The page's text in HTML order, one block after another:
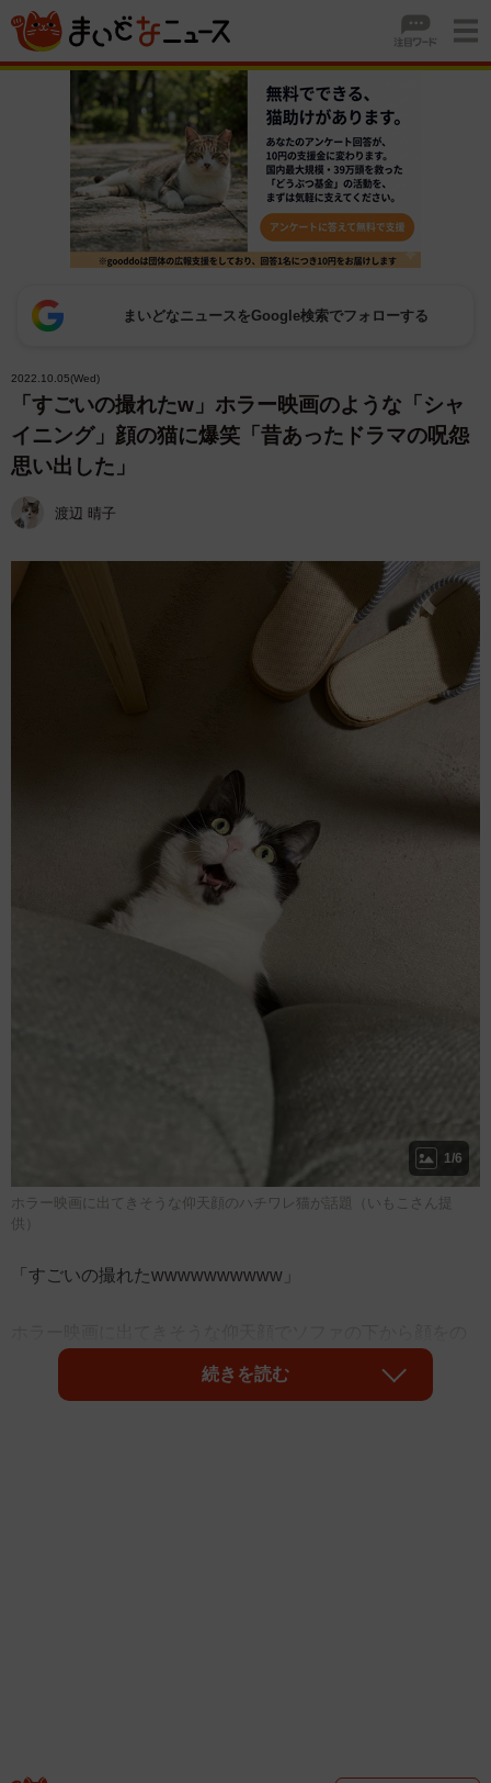
まいどなニュースをGoogle検索でフォローする
2022.10.05(Wed)
「すごいの撮れたw」ホラー映画のような「シャ
イニング」顔の猫に爆笑「昔あったドラマの呪怨
思い出した」
渡辺 晴子
1/6
ホラー映画に出てきそうな仰天顔のハチワレ猫が話題（いもこさん提
供）
「すごいの撮れたwwwwwwwwww」
ぞかせるハチワレ猫ちゃんの写真がTwitter上で話題です。
続きを読む